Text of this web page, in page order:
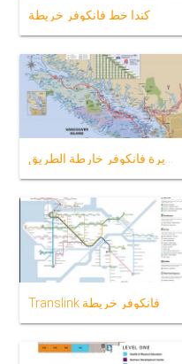
كندا خط فانكوفر خريطة
جزيرة فانكوفر خارطة الطريق
Translink فانكوفر خريطة